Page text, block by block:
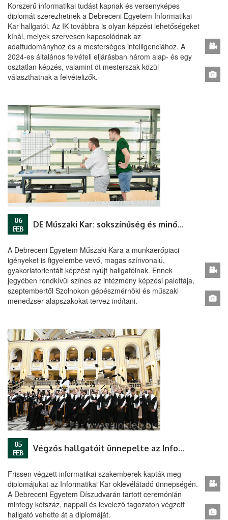
Korszerű informatikai tudást kapnak és versenyképes
diplomát szerezhetnek a Debreceni Egyetem Informatikai
Kar hallgatói. Az IK továbbra is olyan képzési lehetőségeket
kínál, melyek szervesen kapcsolódnak az
adattudományhoz és a mesterséges intelligenciához. A
2024-es általános felvételi eljárásban három alap- és egy
osztatlan képzés, valamint öt mesterszak közül
választhatnak a felvételizők.
06
FEB
DE Műszaki Kar: sokszínűség és minőség
A Debreceni Egyetem Műszaki Kara a munkaerőpiaci
igényeket is figyelembe vevő, magas színvonalú,
gyakorlatorientált képzést nyújt hallgatóinak. Ennek
jegyében rendkívül színes az intézmény képzési palettája,
szeptembertől Szolnokon gépészmérnöki és műszaki
menedzser alapszakokat tervez indítani.
05
FEB
Végzős hallgatóit ünnepelte az Informatikai Kar
Frissen végzett informatikai szakemberek kapták meg
diplomájukat az Informatikai Kar oklevélátadó ünnepségén.
A Debreceni Egyetem Díszudvarán tartott ceremónián
mintegy kétszáz, nappali és levelező tagozaton végzett
hallgató vehette át a diplomáját.